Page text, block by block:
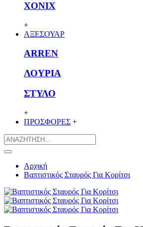
XONIX
+
ΑΞΕΣΟΥΑΡ
ARREN
ΛΟΥΡΙΑ
ΣΤΥΛΟ
+
ΠΡΟΣΦΟΡΕΣ +
Αρχική
Βαπτιστικός Σταυρός Για Κορίτσι